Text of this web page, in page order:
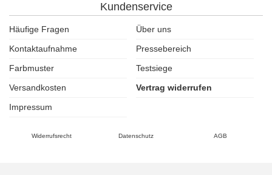
Kundenservice
Häufige Fragen
Über uns
Kontaktaufnahme
Pressebereich
Farbmuster
Testsiege
Versandkosten
Vertrag widerrufen
Impressum
Widerrufsrecht Datenschutz AGB